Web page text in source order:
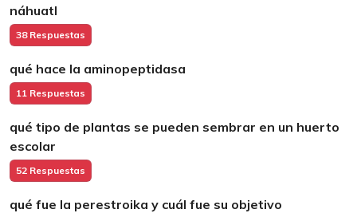
náhuatl
38 Respuestas
qué hace la aminopeptidasa
11 Respuestas
qué tipo de plantas se pueden sembrar en un huerto
escolar
52 Respuestas
qué fue la perestroika y cuál fue su objetivo